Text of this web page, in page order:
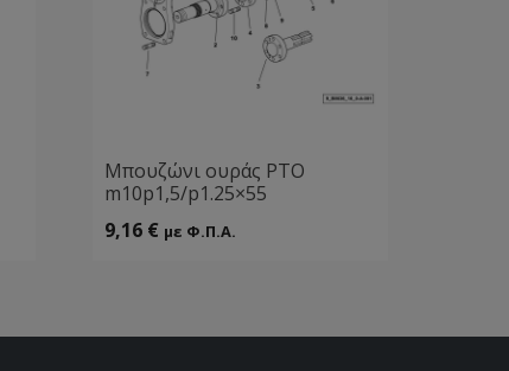
Μπουζώνι ουράς ΡΤΟ
m10p1,5/p1.25×55
9,16 € με Φ.Π.Α.